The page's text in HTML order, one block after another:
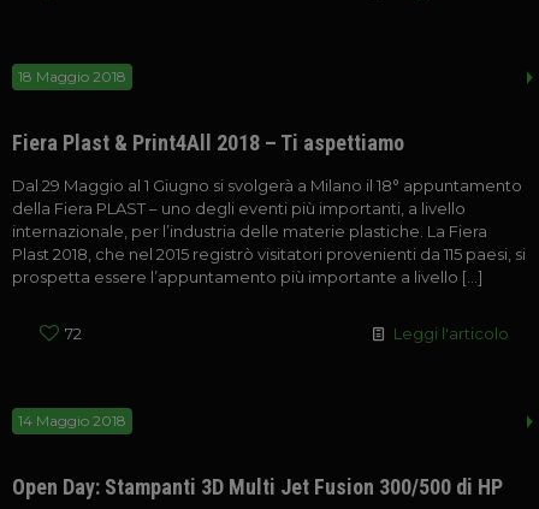
18 Maggio 2018
Fiera Plast & Print4All 2018 – Ti aspettiamo
Dal 29 Maggio al 1 Giugno si svolgerà a Milano il 18° appuntamento
della Fiera PLAST – uno degli eventi più importanti, a livello
internazionale, per l’industria delle materie plastiche. La Fiera
Plast 2018, che nel 2015 registrò visitatori provenienti da 115 paesi, si
prospetta essere l’appuntamento più importante a livello […]
72 Leggi l'articolo
14 Maggio 2018
Open Day: Stampanti 3D Multi Jet Fusion 300/500 di HP